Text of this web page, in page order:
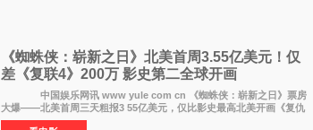
《蜘蛛侠：崭新之日》北美首周3.55亿美元！仅
差《复联4》200万 影史第二全球开画
中国娱乐网讯 www yule com cn 《蜘蛛侠：崭新之日》票房
大爆——北美首周三天粗报3 55亿美元，仅比影史最高北美开画《复仇
者联盟4：终局之战》的3 571亿美元少200万出头，精报调整后仍